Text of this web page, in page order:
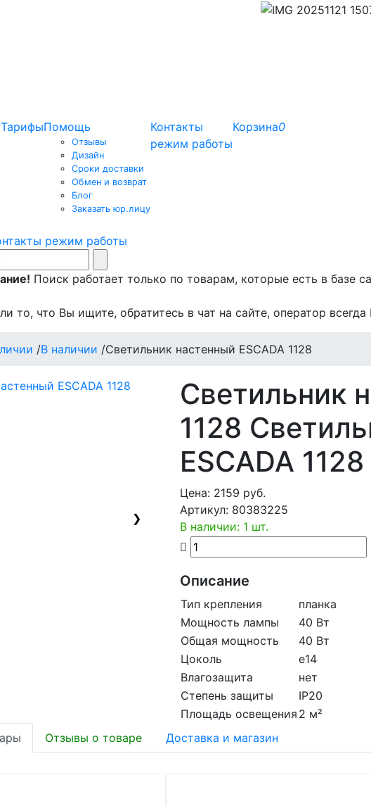
ТарифыПомощь
Отзывы
Дизайн
Сроки доставки
Обмен и возврат
Блог
Заказать юр.лицу
Контакты
режим работы
Корзина0
режим работы
Поиск работает только по товарам, которые есть в базе
то, что Вы ищите, обратитесь в чат на сайте, оператор
/В наличии /Светильник настенный ESCADA 1128
❯
Светильник
1128
ESCADA 1128
Цена: 2159 руб.
Артикул: 80383225
В наличии: 1 шт.
Описание
Тип крепления
планка
Мощность лампы
40 Вт
Общая мощность
40 Вт
Цоколь
e14
Влагозащита
нет
Степень защиты
IP20
Площадь освещения 2 м²
Отзывы о товаре Доставка и магазин